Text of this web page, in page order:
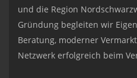
und die Region
Gründung begleiten wir
Beratung, moderner
Netzwerk erfolgreich beim